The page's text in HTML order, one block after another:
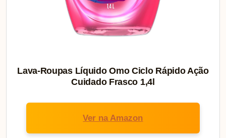
Lava-Roupas Líquido Omo Ciclo Rápido Ação
Cuidado Frasco 1,4l
Ver na Amazon